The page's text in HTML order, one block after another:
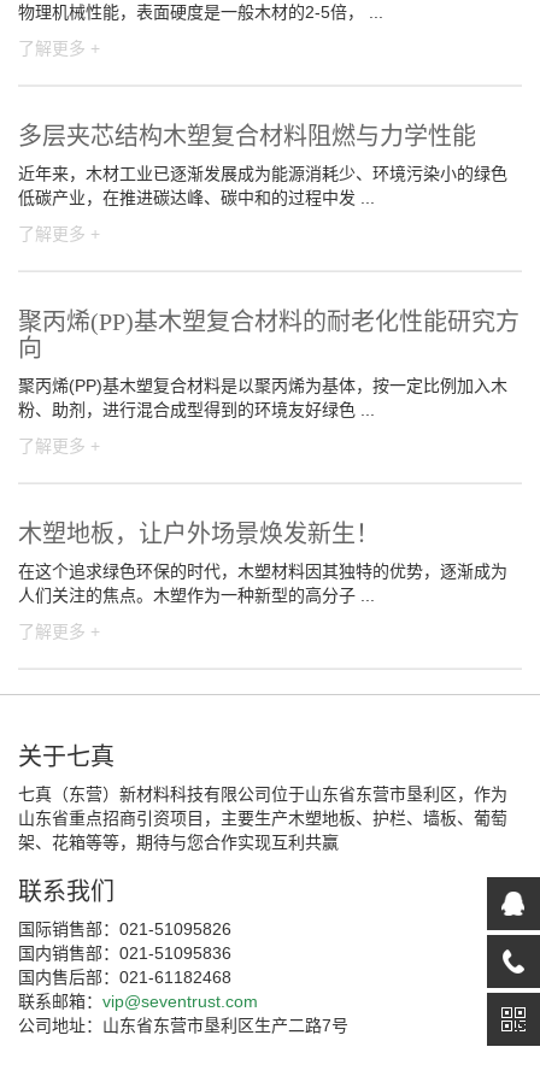
物理机械性能，表面硬度是一般木材的2-5倍， ...
了解更多 +
多层夹芯结构木塑复合材料阻燃与力学性能
近年来，木材工业已逐渐发展成为能源消耗少、环境污染小的绿色
低碳产业，在推进碳达峰、碳中和的过程中发 ...
了解更多 +
聚丙烯(PP)基木塑复合材料的耐老化性能研究方
向
聚丙烯(PP)基木塑复合材料是以聚丙烯为基体，按一定比例加入木
粉、助剂，进行混合成型得到的环境友好绿色 ...
了解更多 +
木塑地板，让户外场景焕发新生！
在这个追求绿色环保的时代，木塑材料因其独特的优势，逐渐成为
人们关注的焦点。木塑作为一种新型的高分子 ...
了解更多 +
关于七真
七真（东营）新材料科技有限公司位于山东省东营市垦利区，作为
山东省重点招商引资项目，主要生产木塑地板、护栏、墙板、葡萄
架、花箱等等，期待与您合作实现互利共赢
联系我们
国际销售部：021-51095826
国内销售部：021-51095836
国内售后部：021-61182468
联系邮箱： vip@seventrust.com
公司地址：山东省东营市垦利区生产二路7号